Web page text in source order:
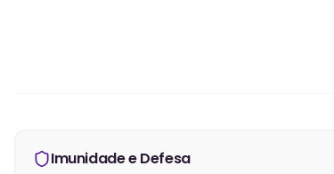
Imunidade e Defesa